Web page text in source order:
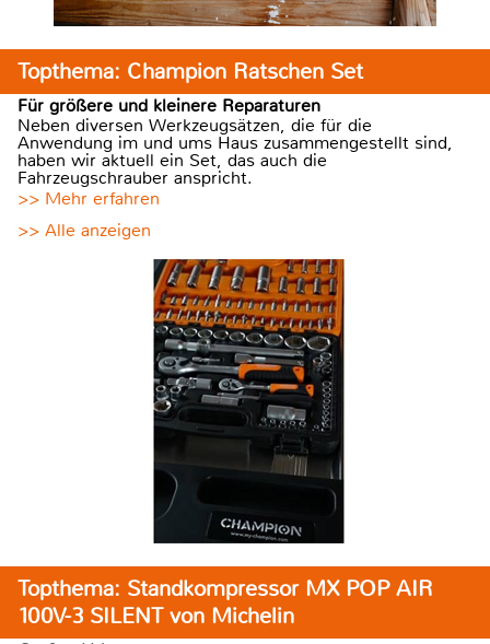
Topthema: Champion Ratschen Set
Für größere und kleinere Reparaturen
Neben diversen Werkzeugsätzen, die für die
Anwendung im und ums Haus zusammengestellt sind,
haben wir aktuell ein Set, das auch die
Fahrzeugschrauber anspricht.
>> Mehr erfahren
>> Alle anzeigen
Topthema: Standkompressor MX POP AIR
100V-3 SILENT von Michelin